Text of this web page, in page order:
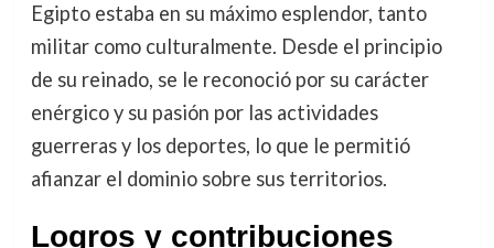
Egipto estaba en su máximo esplendor, tanto
militar como culturalmente. Desde el principio
de su reinado, se le reconoció por su carácter
enérgico y su pasión por las actividades
guerreras y los deportes, lo que le permitió
afianzar el dominio sobre sus territorios.
Logros y contribuciones